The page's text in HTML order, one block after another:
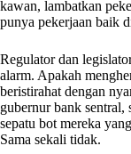
kawan, lambatkan
punya pekerjaan baik
Regulator dan
alarm. Apakah
beristirahat dengan
gubernur bank sentral,
sepatu bot mereka
Sama sekali tidak.